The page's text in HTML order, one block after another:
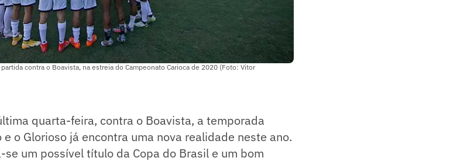
contra o Boavista, na estreia do Campeonato Carioca de 2020 (Foto: Vitor
quarta-feira, contra o Boavista, a temporada
o Glorioso já encontra uma nova realidade neste ano.
um possível título da Copa do Brasil e um bom